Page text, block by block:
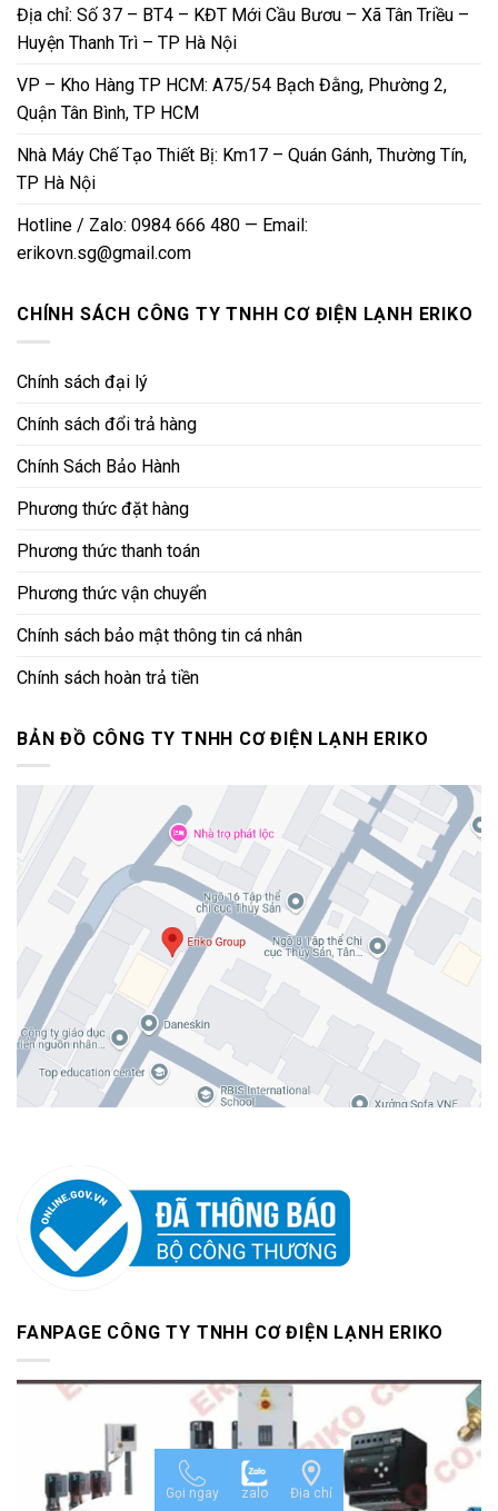
Địa chỉ: Số 37 – BT4 – KĐT Mới Cầu Bươu – Xã Tân Triều –
Huyện Thanh Trì – TP Hà Nội
VP – Kho Hàng TP HCM: A75/54 Bạch Đằng, Phường 2,
Quận Tân Bình, TP HCM
Nhà Máy Chế Tạo Thiết Bị: Km17 – Quán Gánh, Thường Tín,
TP Hà Nội
Hotline / Zalo: 0984 666 480 — Email:
erikovn.sg@gmail.com
CHÍNH SÁCH CÔNG TY TNHH CƠ ĐIỆN LẠNH ERIKO
Chính sách đại lý
Chính sách đổi trả hàng
Chính Sách Bảo Hành
Phương thức đặt hàng
Phương thức thanh toán
Phương thức vận chuyển
Chính sách bảo mật thông tin cá nhân
Chính sách hoàn trả tiền
BẢN ĐỒ CÔNG TY TNHH CƠ ĐIỆN LẠNH ERIKO
FANPAGE CÔNG TY TNHH CƠ ĐIỆN LẠNH ERIKO
Gọi ngay zalo Địa chỉ